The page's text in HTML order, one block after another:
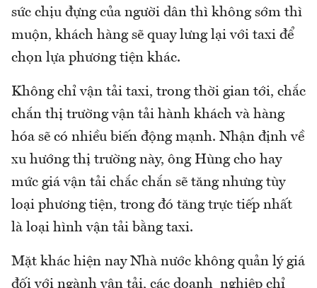
sức chịu đựng của người dân thì không sớm thì
muộn, khách hàng sẽ quay lưng lại với taxi để
chọn lựa phương tiện khác.
Không chỉ vận tải taxi, trong thời gian tới, chắc
chắn thị trường vận tải hành khách và hàng
hóa sẽ có nhiều biến động mạnh. Nhận định về
xu hướng thị trường này, ông Hùng cho hay
mức giá vận tải chắc chắn sẽ tăng nhưng tùy
loại phương tiện, trong đó tăng trực tiếp nhất
là loại hình vận tải bằng taxi.
Mặt khác hiện nay Nhà nước không quản lý giá
đối với ngành vận tải, các doanh nghiệp chỉ